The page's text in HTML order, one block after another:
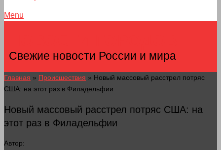
Menu
Свежие новости России и мира
Главная » Происшествия » Новый массовый расстрел потряс
США: на этот раз в Филадельфии
Новый массовый расстрел потряс США: на
этот раз в Филадельфии
Автор: